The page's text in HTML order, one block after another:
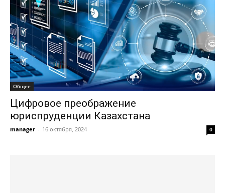
Общее
Цифровое преображение
юриспруденции Казахстана
manager - 16 октября, 2024 0